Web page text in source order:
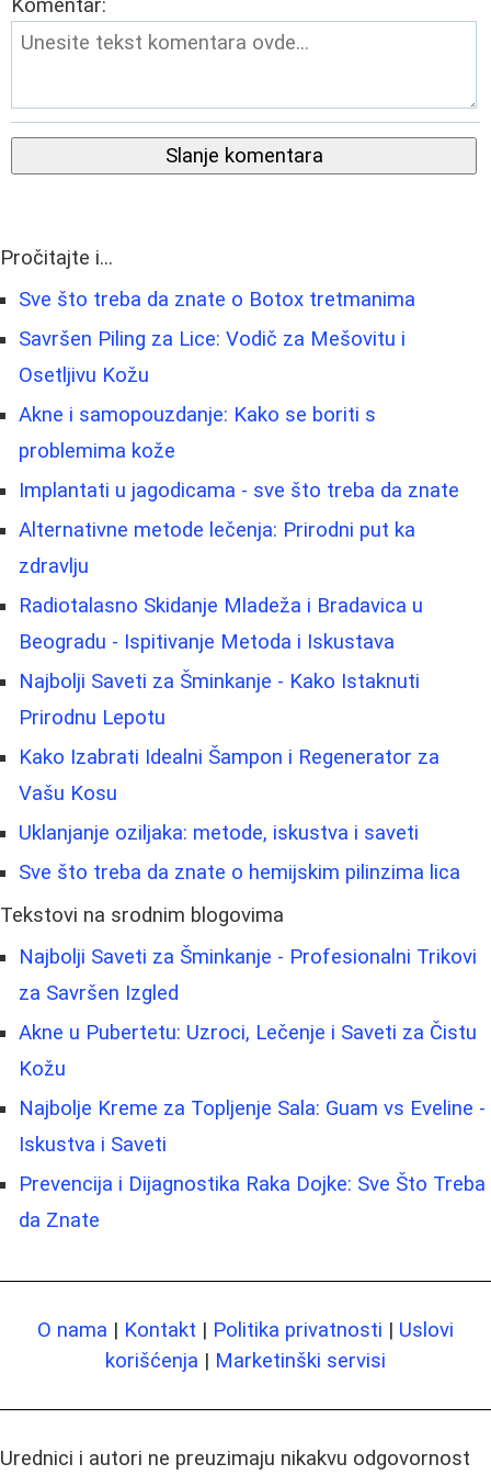
Komentar:
Slanje komentara
Pročitajte i...
Sve što treba da znate o Botox tretmanima
Savršen Piling za Lice: Vodič za Mešovitu i
Osetljivu Kožu
Akne i samopouzdanje: Kako se boriti s
problemima kože
Implantati u jagodicama - sve što treba da znate
Alternativne metode lečenja: Prirodni put ka
zdravlju
Radiotalasno Skidanje Mladeža i Bradavica u
Beogradu - Ispitivanje Metoda i Iskustava
Najbolji Saveti za Šminkanje - Kako Istaknuti
Prirodnu Lepotu
Kako Izabrati Idealni Šampon i Regenerator za
Vašu Kosu
Uklanjanje oziljaka: metode, iskustva i saveti
Sve što treba da znate o hemijskim pilinzima lica
Tekstovi na srodnim blogovima
Najbolji Saveti za Šminkanje - Profesionalni Trikovi
za Savršen Izgled
Akne u Pubertetu: Uzroci, Lečenje i Saveti za Čistu
Kožu
Najbolje Kreme za Topljenje Sala: Guam vs Eveline -
Iskustva i Saveti
Prevencija i Dijagnostika Raka Dojke: Sve Što Treba
da Znate
O nama | Kontakt | Politika privatnosti | Uslovi
korišćenja | Marketinški servisi
Urednici i autori ne preuzimaju nikakvu odgovornost